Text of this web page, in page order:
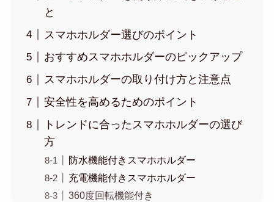
と
スマホホルダー選びのポイント
おすすめスマホホルダーのピックアップ
スマホホルダーの取り付け方と注意点
安全性を高めるためのポイント
トレンドに合ったスマホホルダーの選び
方
防水機能付きスマホホルダー
充電機能付きスマホホルダー
360度回転機能付き